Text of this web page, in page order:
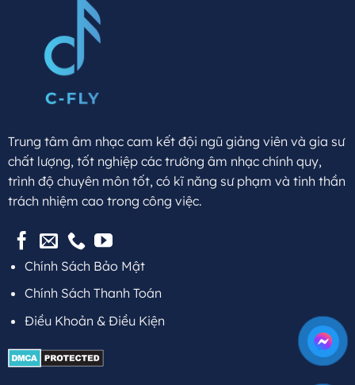
Trung tâm âm nhạc cam kết đội ngũ giảng viên và gia sư
chất lượng, tốt nghiệp các trường âm nhạc chính quy,
trình độ chuyên môn tốt, có kĩ năng sư phạm và tinh thần
trách nhiệm cao trong công việc.
Chính Sách Bảo Mật
Chính Sách Thanh Toán
Điều Khoản & Điều Kiện